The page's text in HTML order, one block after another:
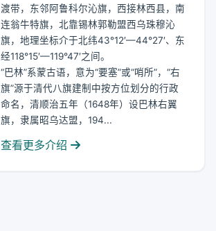
渡带，东邻阿鲁科尔沁旗，西接林西县，南
连翁牛特旗，北靠锡林郭勒盟西乌珠穆沁
旗，地理坐标介于北纬43°12′—44°27′、东
经118°15′—119°47′之间。
“巴林”系蒙古语，意为“要塞”或“哨所”，“右
旗”源于清代八旗建制中按方位划分的行政
命名，清顺治五年（1648年）设巴林右翼
旗，隶属昭乌达盟，194...
查看更多介绍